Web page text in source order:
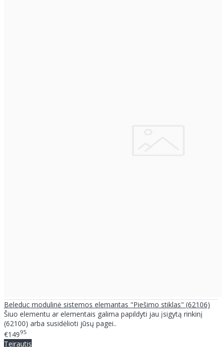
Beleduc modulinė sistemos elemantas "Piešimo stiklas" (62106)
Šiuo elementu ar elementais galima papildyti jau įsigytą rinkinį
(62100) arba susidėlioti jūsų pagei..
€14995
Teirautis